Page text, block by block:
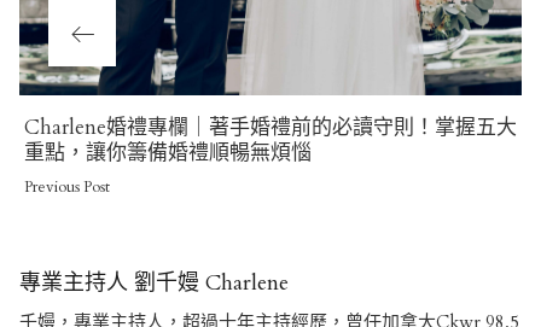
Previous
Post
Charlene婚禮專欄｜著手婚禮前的必讀守則！掌握五大
重點，讓你籌備婚禮順暢無煩惱
Previous Post
專業主持人 劉千嫚 Charlene